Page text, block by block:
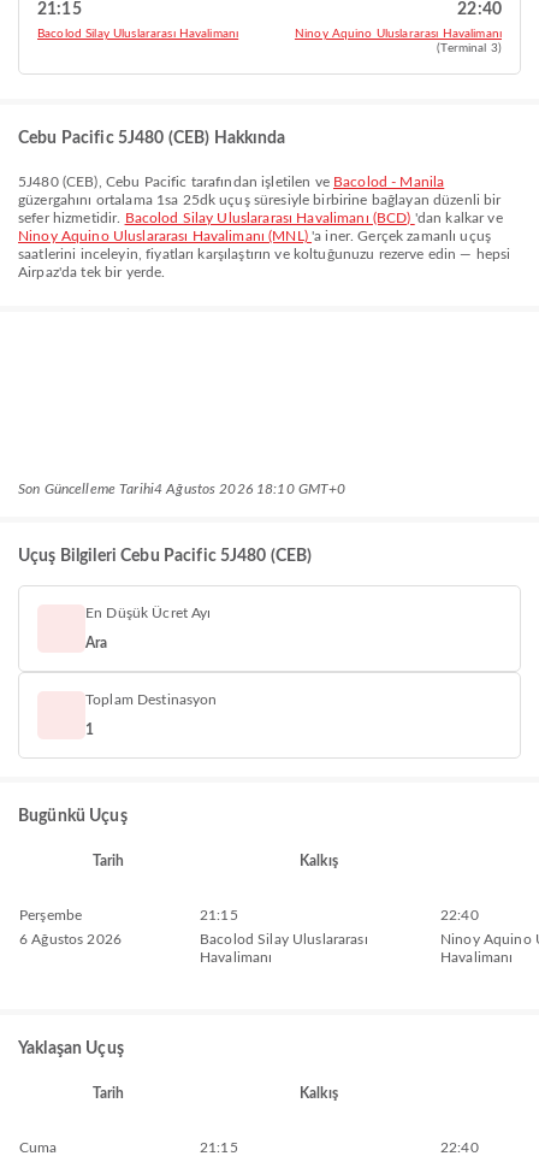
21:15
Bacolod Silay Uluslararası Havalimanı
22:40
Ninoy Aquino Uluslararası Havalimanı
(Terminal 3)
Cebu Pacific 5J480 (CEB) Hakkında
5J480(CEB), Cebu Pacific tarafından işletilen ve Bacolod - Manila
güzergahını ortalama 1sa 25dk uçuş süresiyle birbirine bağlayan düzenli bir
sefer hizmetidir. Bacolod Silay Uluslararası Havalimanı (BCD) 'dan kalkar ve
Ninoy Aquino Uluslararası Havalimanı (MNL)'a iner. Gerçek zamanlı uçuş
saatlerini inceleyin, fiyatları karşılaştırın ve koltuğunuzu rezerve edin — hepsi
Airpaz'da tek bir yerde.
Son Güncelleme Tarihi4 Ağustos 2026 18:10 GMT+0
Uçuş Bilgileri Cebu Pacific 5J480 (CEB)
En Düşük Ücret Ayı
Ara
Toplam Destinasyon
1
Bugünkü Uçuş
Tarih Kalkış
Perşembe
6 Ağustos 2026
21:15
Bacolod Silay Uluslararası
Havalimanı
22:40
Ninoy Aquino
Havalimanı
Yaklaşan Uçuş
Tarih Kalkış
Cuma
21:15
22:40